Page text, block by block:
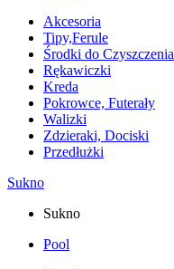
Akcesoria
Tipy,Ferule
Środki do Czyszczenia
Rękawiczki
Kreda
Pokrowce, Futerały
Walizki
Zdzieraki, Dociski
Przedłużki
Sukno
Sukno
Pool